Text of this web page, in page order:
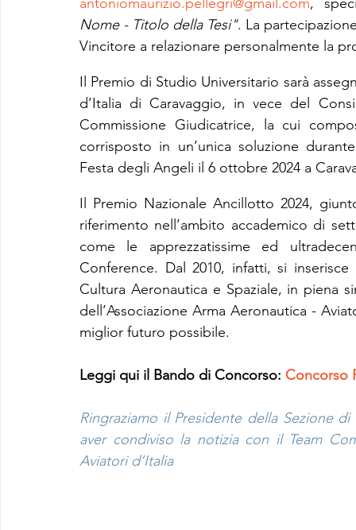
Nome - Titolo della Tesi". La
Vincitore a relazionare personalmente la
Il Premio di Studio Universitario sarà
d’Italia di Caravaggio, in vece del
Commissione Giudicatrice, la cui
corrisposto in un’unica soluzione
Festa degli Angeli il 6 ottobre 2024 a
Il Premio Nazionale Ancillotto 2024,
riferimento nell’ambito accademico di
come le apprezzatissime ed
Conference. Dal 2010, infatti, si
Cultura Aeronautica e Spaziale, in piena
dell’Associazione Arma Aeronautica -
miglior futuro possibile.
Leggi qui il Bando di Concorso: Concorso
Ringraziamo il Presidente della Sezione
aver condiviso la notizia con il Team
Aviatori d’Italia